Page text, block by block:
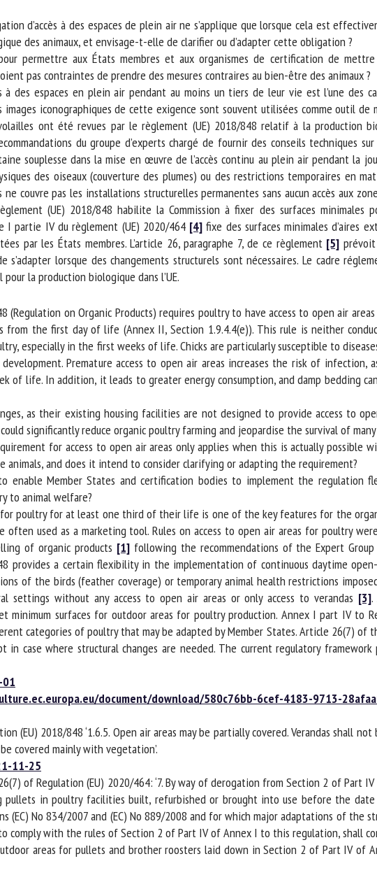
d’accès à des espaces de plein air ne s’applique que lorsque cela est
des animaux, et envisage-t-elle de clarifier ou d’adapter cette obligation ?
permettre aux États membres et aux organismes de certification de
pas contraintes de prendre des mesures contraires au bien-être des animaux ?
à des espaces en plein air pendant au moins un tiers de leur vie est l’une des
iconographiques de cette exigence sont souvent utilisées comme outil de
ont été revues par le règlement (UE) 2018/848 relatif à la production
du groupe d’experts chargé de fournir des conseils techniques sur
souplesse dans la mise en œuvre de l’accès continu au plein air pendant la
des oiseaux (couverture des plumes) ou des restrictions temporaires en
couvre pas les installations structurelles permanentes sans aucun accès aux
(UE) 2018/848 habilite la Commission à fixer des surfaces minimales
I partie IV du règlement (UE) 2020/464[4]fixe des surfaces minimales d’aires
par les États membres. L’article 26, paragraphe 7, de ce règlement[5]prévoit
lorsque des changements structurels sont nécessaires. Le cadre
la production biologique dans l’UE.
(Regulation on Organic Products) requires poultry to have access to open air areas
from the first day of life (Annex II, Section 1.9.4.4(e)). This rule is neither
especially in the first weeks of life. Chicks are particularly susceptible to
Premature access to open air areas increases the risk of infection,
life. In addition, it leads to greater energy consumption, and damp bedding can
as their existing housing facilities are not designed to provide access to
significantly reduce organic poultry farming and jeopardise the survival of many
for access to open air areas only applies when this is actually possible
and does it intend to consider clarifying or adapting the requirement?
enable Member States and certification bodies to implement the regulation
to animal welfare?
poultry for at least one third of their life is one of the key features for the
used as a marketing tool. Rules on access to open air areas for poultry
of organic products[1]following the recommendations of the Expert Group
provides a certain flexibility in the implementation of continuous daytime open-
of the birds (feather coverage) or temporary animal health restrictions
settings without any access to open air areas or only access to verandas [3].
minimum surfaces for outdoor areas for poultry production. Annex I part IV to
categories of poultry that may be adapted by Member States. Article 26(7) of
case where structural changes are needed. The current regulatory framework
document/download/580c76bb-6cef-4183-9713-
2018/848 ‘1.6.5. Open air areas may be partially covered. Verandas shall not
covered mainly with vegetation’.
11-25
of Regulation (EU) 2020/464: ‘7. By way of derogation from Section 2 of Part IV
in poultry facilities built, refurbished or brought into use before the
No 834/2007 and (EC) No 889/2008 and for which major adaptations of the
comply with the rules of Section 2 of Part IV of Annex I to this regulation, shall
areas for pullets and brother roosters laid down in Section 2 of Part IV of